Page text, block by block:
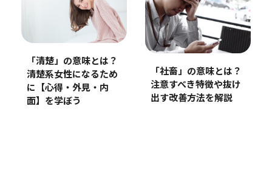
「清楚」の意味とは？
清楚系女性になるため
に【心得・外見・内
面】を学ぼう
「社畜」の意味とは？
注意すべき特徴や抜け
出す改善方法を解説